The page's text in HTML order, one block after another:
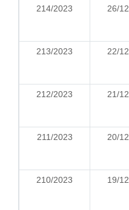
214/2023 26/
213/2023 22/
212/2023 21/
211/2023 20/
210/2023 19/